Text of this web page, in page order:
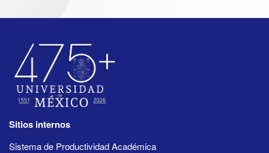
Sitios internos
Sistema de Productividad Académica